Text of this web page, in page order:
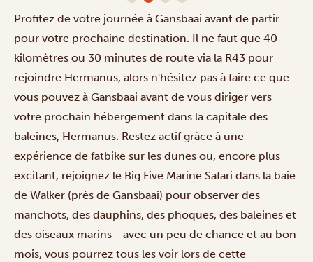
Profitez de votre journée à Gansbaai avant de partir
pour votre prochaine destination. Il ne faut que 40
kilomètres ou 30 minutes de route via la R43 pour
rejoindre Hermanus, alors n'hésitez pas à faire ce que
vous pouvez à Gansbaai avant de vous diriger vers
votre prochain hébergement dans la capitale des
baleines, Hermanus. Restez actif grâce à une
expérience de fatbike sur les dunes ou, encore plus
excitant, rejoignez le Big Five Marine Safari dans la baie
de Walker (près de Gansbaai) pour observer des
manchots, des dauphins, des phoques, des baleines et
des oiseaux marins - avec un peu de chance et au bon
mois, vous pourrez tous les voir lors de cette